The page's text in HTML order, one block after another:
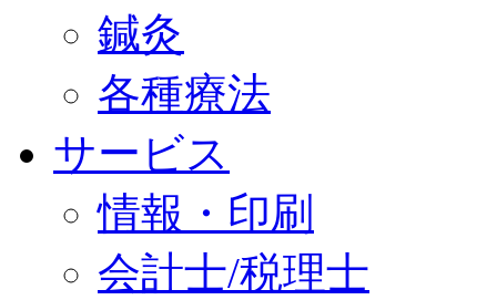
鍼灸
各種療法
サービス
情報・印刷
会計士/税理士